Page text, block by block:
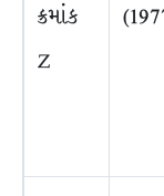
ક્રમાંક
Z